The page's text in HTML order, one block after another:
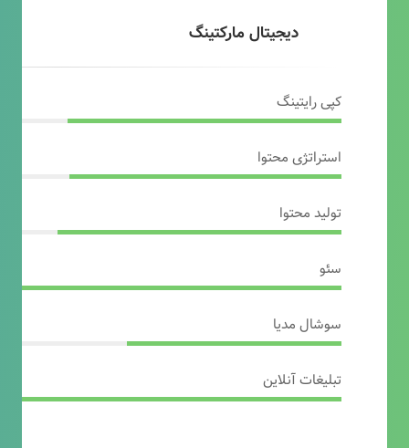
دیجیتال مارکتینگ
کپی رایتینگ
استراتژی محتوا
تولید محتوا
سئو
سوشال مدیا
تبلیغات آنلاین